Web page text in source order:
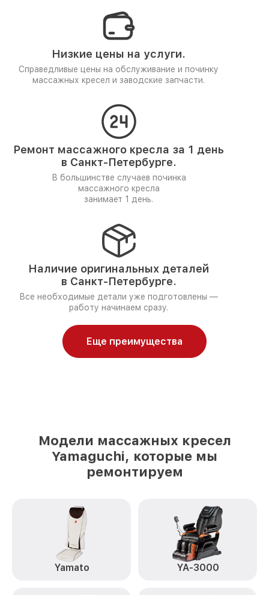
Низкие цены на услуги.
Справедливые цены на обслуживание и починку
массажных кресел и заводские запчасти.
Ремонт массажного кресла за 1 день
в Санкт-Петербурге.
В большинстве случаев починка
массажного кресла
занимает 1 день.
Наличие оригинальных деталей
в Санкт-Петербурге.
Все необходимые детали уже подготовлены —
работу начинаем сразу.
Еще преимущества
Модели массажных кресел
Yamaguchi, которые мы
ремонтируем
Yamato YA-3000